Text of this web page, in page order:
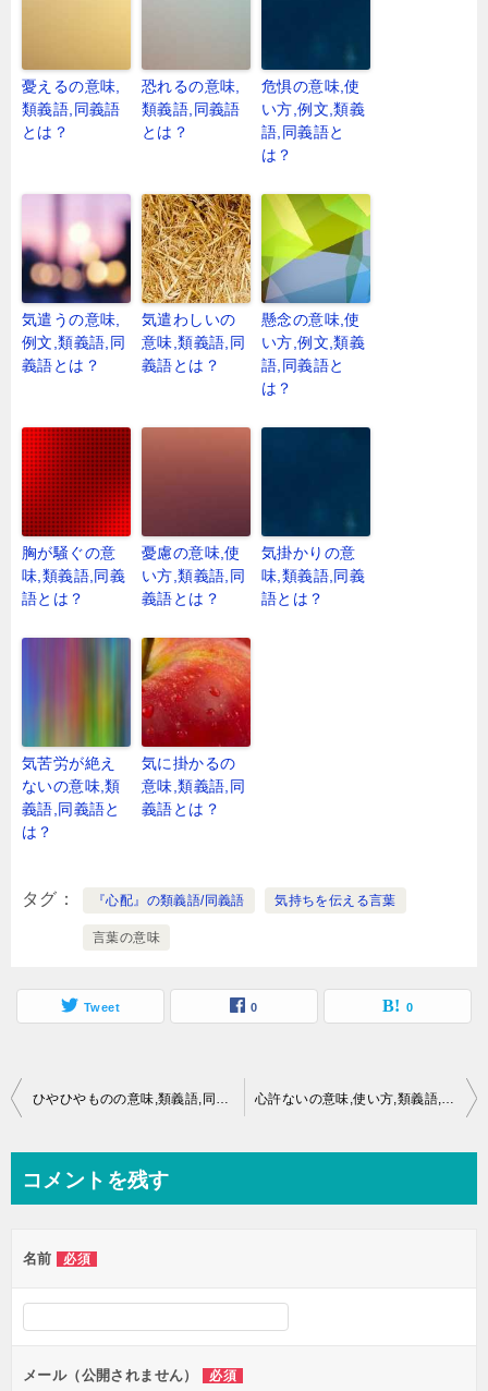
憂えるの意味,
類義語,同義語
とは？
恐れるの意味,
類義語,同義語
とは？
危惧の意味,使
い方,例文,類義
語,同義語と
は？
気遣うの意味,
例文,類義語,同
義語とは？
気遣わしいの
意味,類義語,同
義語とは？
懸念の意味,使
い方,例文,類義
語,同義語と
は？
胸が騒ぐの意
味,類義語,同義
語とは？
憂慮の意味,使
い方,類義語,同
義語とは？
気掛かりの意
味,類義語,同義
語とは？
気苦労が絶え
ないの意味,類
義語,同義語と
は？
気に掛かるの
意味,類義語,同
義語とは？
タグ 『心配』の類義語/同義語 気持ちを伝える言葉
言葉の意味
Tweet 0 0
投
ビ
ー
シ
ン
ひやひやものの意味,類義語,同義語とは？ 心許ないの意味,使い方,類義語,同義語とは？
コメントを残す
名前 必須
メール（公開されません） 必須